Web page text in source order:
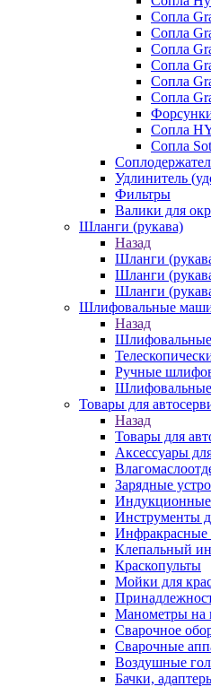
Сопла
Сопла
Сопла
Сопла
Сопла
Сопла
Сопла
Сопла
Удлинитель
Фильтры
Валики для
Шланги (рукава)
Назад
Шланги
Шланги
Шланги
Шлифовальные
Назад
Ручные
Товары для
Назад
Товары для
Аксессуары
Зарядные
Индукционные
Инструменты
Инфракрасные
Клепальный
Краскопульты
Мойки для
Манометры на
Сварочное
Сварочные
Воздушные
Бачки,